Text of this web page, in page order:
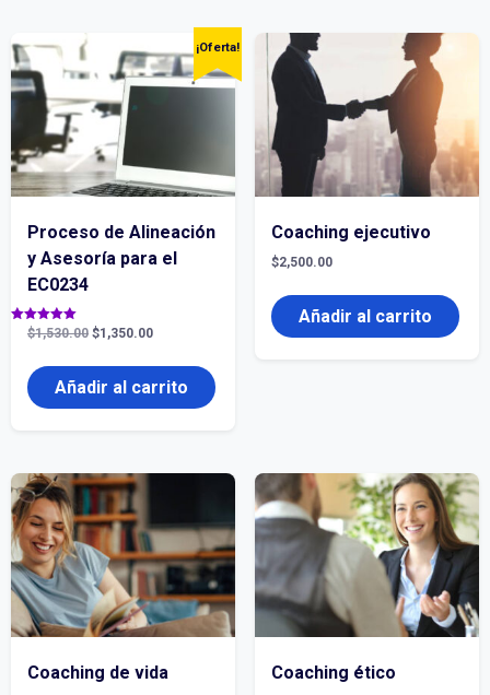
¡Oferta!
Proceso de Alineación
y Asesoría para el
EC0234
Valorado
de 5
$1,530.00 El
original
era:
$1,530.00.
$1,350.00El
actual
es:
$1,350.00.
Añadir al carrito
Coaching ejecutivo
$2,500.00
Añadir al carrito
Coaching de vida Coaching ético